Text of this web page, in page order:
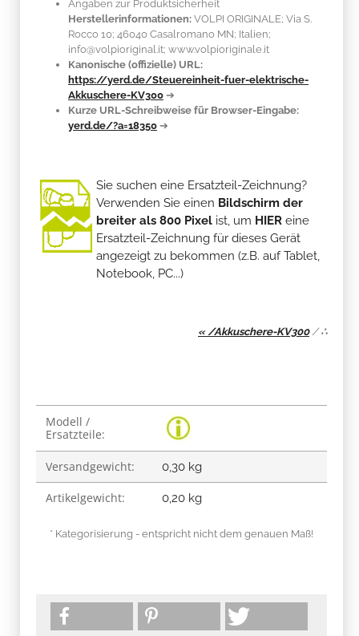
Angaben zur Produktsicherheit
Herstellerinformationen: VOLPI ORIGINALE; Via S.
Rocco 10; 46040 Casalromano MN; Italien;
info@volpioriginal.it; www.volpioriginale.it
Kanonische (offizielle) URL:
https://yerd.de/Steuereinheit-fuer-elektrische-
Akkuschere-KV300 ➔
Kurze URL-Schreibweise für Browser-Eingabe:
yerd.de/?a=18350 ➔
Sie suchen eine Ersatzteil-Zeichnung?
Verwenden Sie einen Bildschirm der
breiter als 800 Pixel ist, um HIER eine
Ersatzteil-Zeichnung für dieses Gerät
angezeigt zu bekommen (z.B. auf Tablet,
Notebook, PC...)
« /Akkuschere-KV300/∴
Produkteigenschaft
Wert
Modell /
Ersatzteile:
Versandgewicht: 0,30 kg
Artikelgewicht: 0,20 kg
* Kategorisierung - entspricht nicht dem genauen Maß!